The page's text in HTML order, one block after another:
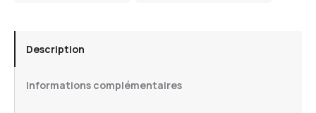
Description
Informations complémentaires